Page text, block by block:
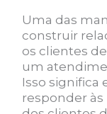
Uma das
construir
os clientes
um
Isso significa
responder